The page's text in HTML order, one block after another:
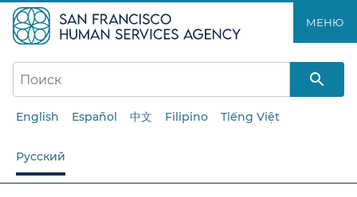
к
основному
содержанию​​
МЕНЮ​​
English Español 中文 Filipino Tiếng Việt
Русский